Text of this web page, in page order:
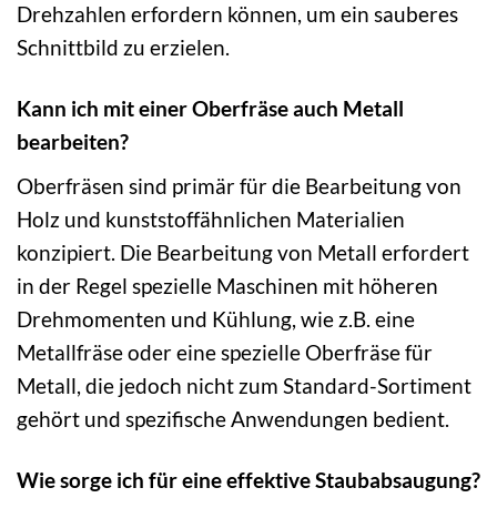
Drehzahlen erfordern können, um ein sauberes
Schnittbild zu erzielen.
Kann ich mit einer Oberfräse auch Metall
bearbeiten?
Oberfräsen sind primär für die Bearbeitung von
Holz und kunststoffähnlichen Materialien
konzipiert. Die Bearbeitung von Metall erfordert
in der Regel spezielle Maschinen mit höheren
Drehmomenten und Kühlung, wie z.B. eine
Metallfräse oder eine spezielle Oberfräse für
Metall, die jedoch nicht zum Standard-Sortiment
gehört und spezifische Anwendungen bedient.
Wie sorge ich für eine effektive Staubabsaugung?